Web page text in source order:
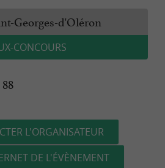
Georges-d'Oléron
CONCOURS
88
L'ORGANISATEUR
DE L'ÉVÈNEMENT